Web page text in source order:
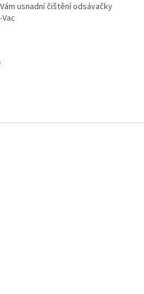
usnadní čištění odsávačky